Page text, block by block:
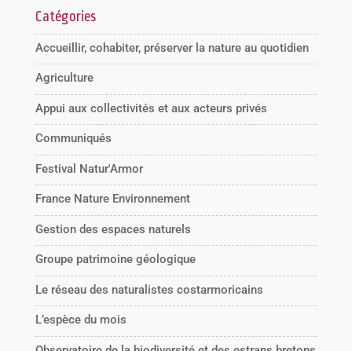
Catégories
Accueillir, cohabiter, préserver la nature au quotidien
Agriculture
Appui aux collectivités et aux acteurs privés
Communiqués
Festival Natur'Armor
France Nature Environnement
Gestion des espaces naturels
Groupe patrimoine géologique
Le réseau des naturalistes costarmoricains
L’espèce du mois